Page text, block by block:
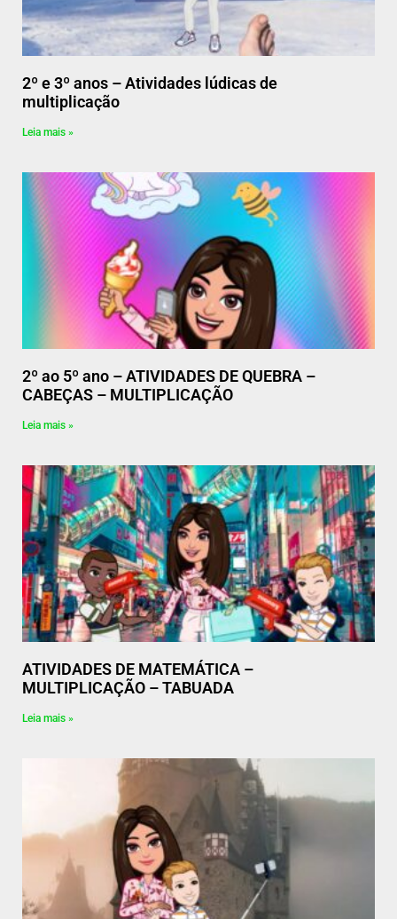
2º e 3º anos – Atividades lúdicas de
multiplicação
Leia mais »
2º ao 5º ano – ATIVIDADES DE QUEBRA –
CABEÇAS – MULTIPLICAÇÃO
Leia mais »
ATIVIDADES DE MATEMÁTICA –
MULTIPLICAÇÃO – TABUADA
Leia mais »